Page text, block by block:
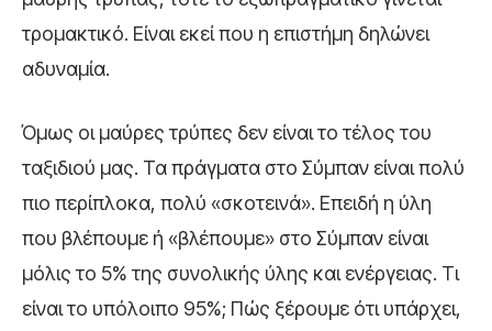
τρομακτικό. Είναι εκεί που η επιστήμη δηλώνει
αδυναμία.
Όμως οι μαύρες τρύπες δεν είναι το τέλος του
ταξιδιού μας. Τα πράγματα στο Σύμπαν είναι πολύ
πιο περίπλοκα, πολύ «σκοτεινά». Επειδή η ύλη
που βλέπουμε ή «βλέπουμε» στο Σύμπαν είναι
μόλις το 5% της συνολικής ύλης και ενέργειας. Τι
είναι το υπόλοιπο 95%; Πώς ξέρουμε ότι υπάρχει,